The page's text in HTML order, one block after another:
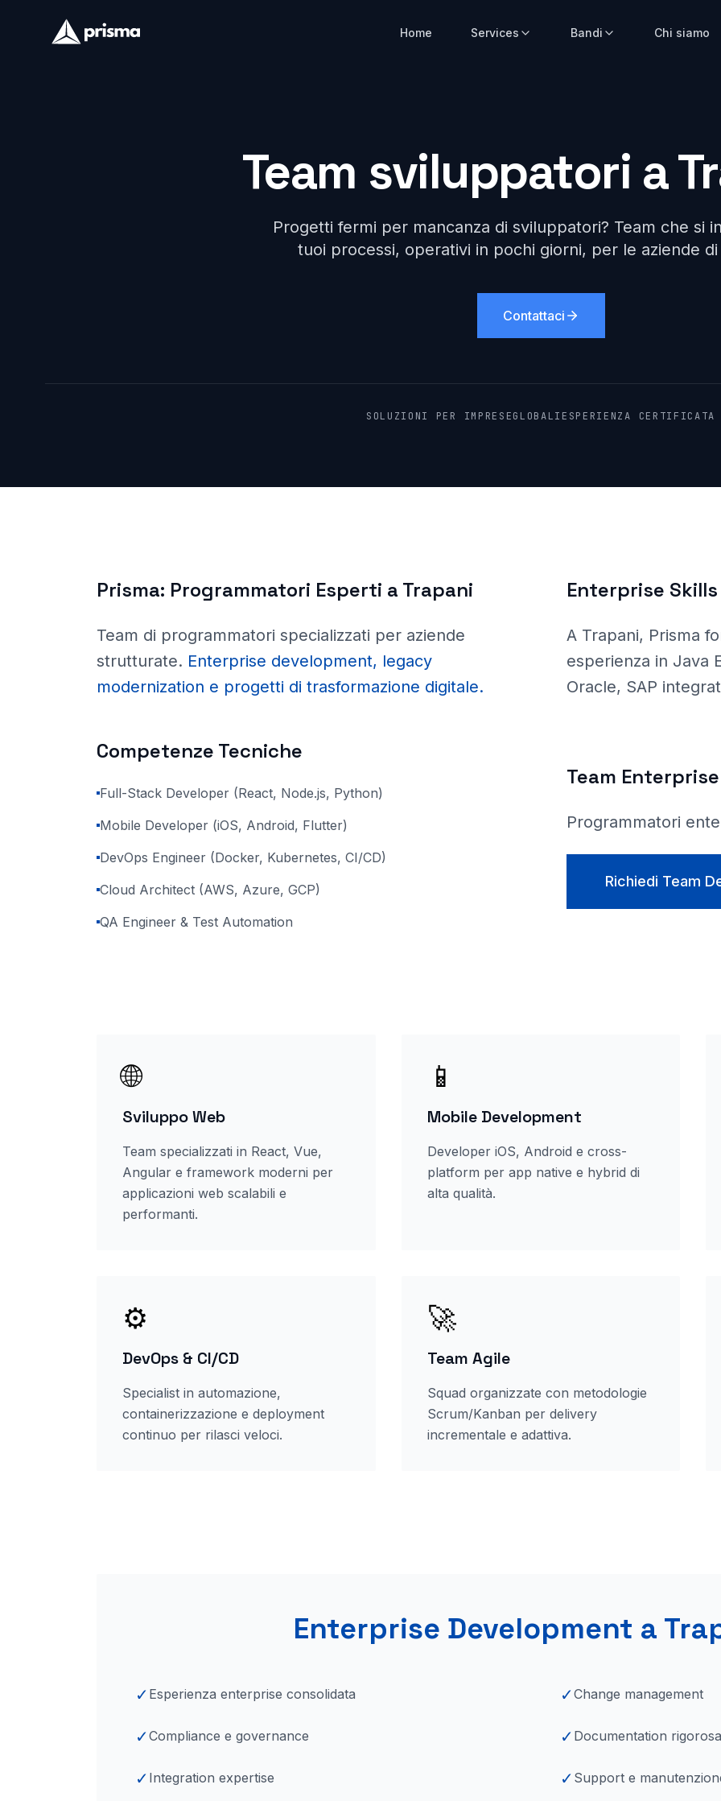
Home Services Bandi Chi siamo
Team sviluppatori a
Progetti fermi per mancanza di sviluppatori? Team che si
tuoi processi, operativi in pochi giorni, per le aziende di
Contattaci
SOLUZIONI PER IMPRESEGLOBALI ESPERIENZA CERTIFICATA
Prisma: Programmatori Esperti a Trapani
Team di programmatori specializzati per aziende
strutturate. Enterprise development, legacy
modernization e progetti di trasformazione digitale.
Competenze Tecniche
Full-Stack Developer (React, Node.js, Python)
Mobile Developer (iOS, Android, Flutter)
DevOps Engineer (Docker, Kubernetes, CI/CD)
Cloud Architect (AWS, Azure, GCP)
QA Engineer & Test Automation
Enterprise Skills
A Trapani, Prisma
esperienza in Java
Oracle, SAP
Team Enterprise
Programmatori
Richiedi Team
🌐
Sviluppo Web
Team specializzati in React, Vue,
Angular e framework moderni per
applicazioni web scalabili e
performanti.
📱
Mobile Development
Developer iOS, Android e cross-
platform per app native e hybrid di
alta qualità.
⚙️
DevOps & CI/CD
Specialist in automazione,
containerizzazione e deployment
continuo per rilasci veloci.
🚀
Team Agile
Squad organizzate con metodologie
Scrum/Kanban per delivery
incrementale e adattiva.
Enterprise Development a
✓ Esperienza enterprise consolidata
✓Compliance e governance
✓ Integration expertise
✓Change management
✓ Documentation rigorosa
✓ Support e